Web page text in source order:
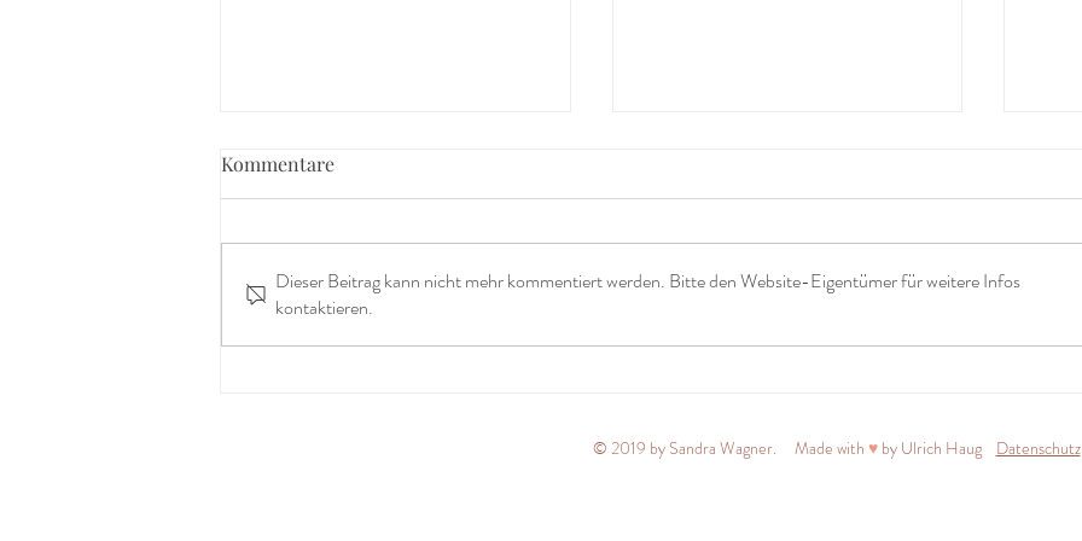
Muttertagsaktion für
Wenn das Leben leise wird -
Kommentare
Dieser Beitrag kann nicht mehr kommentiert werden. Bitte den Website-Eigentümer für weitere Infos
kontaktieren.
© 2019 by Sandra Wagner. Made with ♥by Ulrich Haug Datenschutz